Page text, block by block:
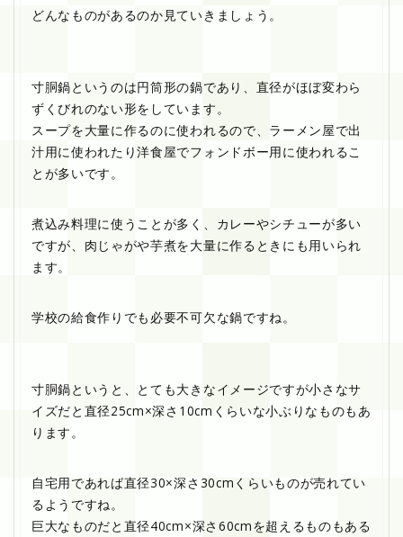
どんなものがあるのか見ていきましょう。
寸胴鍋というのは円筒形の鍋であり、直径がほぼ変わら
ずくびれのない形をしています。
スープを大量に作るのに使われるので、ラーメン屋で出
汁用に使われたり洋食屋でフォンドボー用に使われるこ
とが多いです。
煮込み料理に使うことが多く、カレーやシチューが多い
ですが、肉じゃがや芋煮を大量に作るときにも用いられ
ます。
学校の給食作りでも必要不可欠な鍋ですね。
寸胴鍋というと、とても大きなイメージですが小さなサ
イズだと直径25cm×深さ10cmくらいな小ぶりなものもあ
ります。
自宅用であれば直径30×深さ30cmくらいものが売れてい
るようですね。
巨大なものだと直径40cm×深さ60cmを超えるものもある